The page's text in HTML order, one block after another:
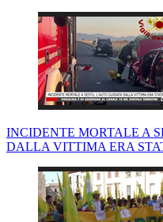
INCIDENTE MORTALE A
DALLA VITTIMA ERA